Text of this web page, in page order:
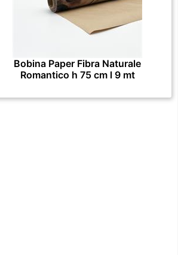
Bobina Paper Fibra Naturale
Romantico h 75 cm l 9 mt